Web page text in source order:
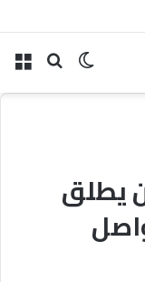
بحث الوضع
يطلق